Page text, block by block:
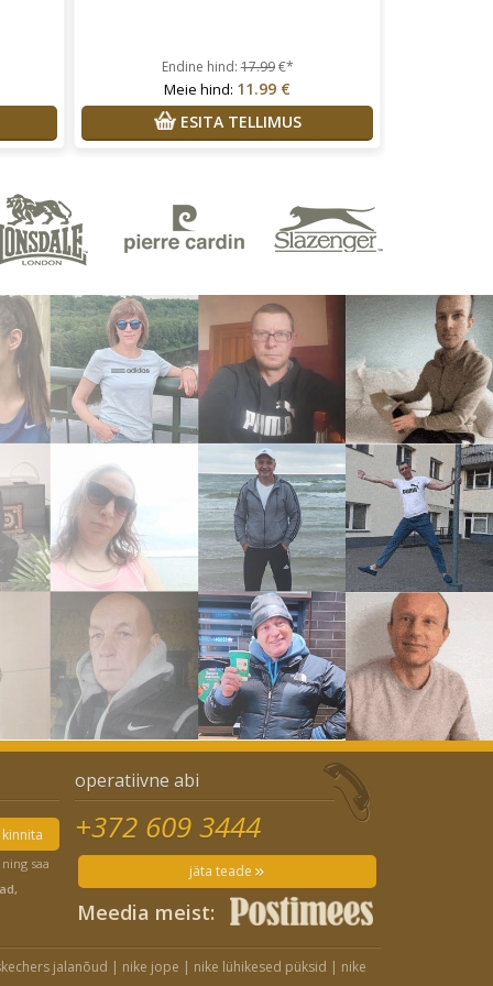
Endine hind:17.99€*
Meie hind: 11.99 €
ESITA TELLIMUS
kinnita
saa
operatiivne abi
+372 609 3444
jäta teade
Meedia meist:
jalanõud | nike jope | nike lühikesed püksid | nike